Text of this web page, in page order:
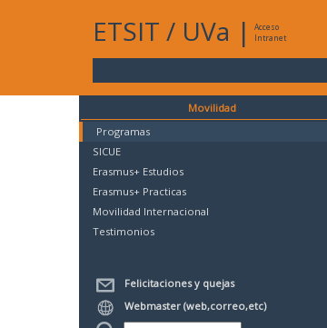
ETSIT / UVa |
Acceso
Intranet
Movilidad
Programas
SICUE
Erasmus+ Estudios
Erasmus+ Practicas
Movilidad Internacional
Testimonios
Felicitaciones y quejas
Webmaster (web,correo,etc)